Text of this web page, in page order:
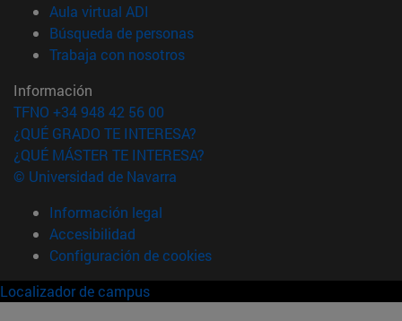
Aula virtual ADI
Búsqueda de personas(abre en nueva ventana)
Trabaja con nosotros(abre en nueva ventana)
Información
TFNO +34 948 42 56 00
¿QUÉ GRADO TE INTERESA?
¿QUÉ MÁSTER TE INTERESA?
© Universidad de Navarra
Información legal
Accesibilidad
Configuración de cookies
Localizador de campus